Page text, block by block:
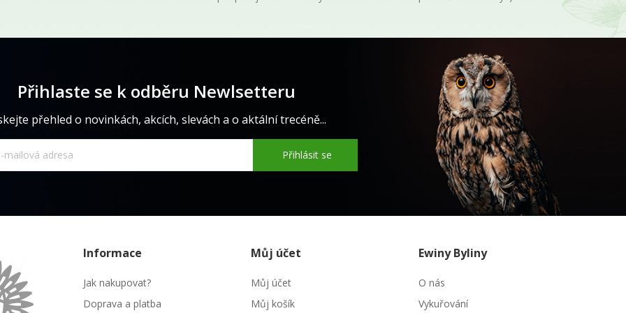
Přihlaste se k odběru Newlsetteru
přehled o novinkách, akcích, slevách a o aktální trecéně...
Přihlásit se
Informace
Jak nakupovat?
Doprava a platba
Můj účet
Můj účet
Můj košík
Ewiny Byliny
O nás
Vykuřování